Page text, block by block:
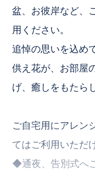
盆、お彼岸など、
用ください。
追悼の思いを込め
供え花が、お部屋
げ、癒しをもたら
ご自宅用にアレン
てはご利用いただ
◆通夜、告別式へ